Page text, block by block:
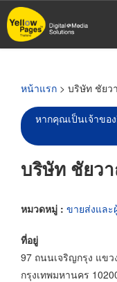
ข้าม
ไป
หน้าแรก > บริษัท ชัยว
หากคุณเป็นเจ้าขอ
บริษัท ชัยว
หมวดหมู่ : ขายส่งแล
ที่อยู่
97 ถนนเจริญกรุง แข
กรุงเทพมหานคร